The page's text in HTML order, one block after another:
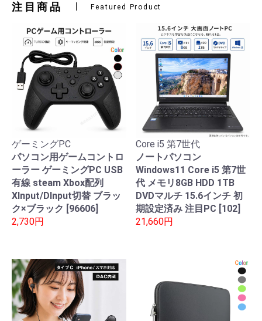
注目商品 Featured Product
ゲーミングPC
パソコン用ゲームコントロ
ーラー ゲーミングPC USB
有線 steam Xbox配列
XInput/DInput切替 ブラッ
ク×ブラック [96606]
2,730円
Core i5 第7世代
ノートパソコン
Windows11 Core i5 第7世
代 メモリ8GB HDD 1TB
DVDマルチ 15.6インチ 初
期設定済み 注目PC [102]
21,660円